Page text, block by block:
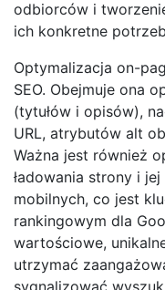
odbiorców i
ich konkretne
Optymalizacja on-
SEO. Obejmuje ona
(tytułów i opisów),
URL, atrybutów alt
Ważna jest również
ładowania strony i
mobilnych, co jest
rankingowym dla
wartościowe,
utrzymać
sygnalizować